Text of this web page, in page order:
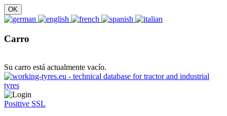
Carro
Su carro está actualmente vacío.
Positive SSL